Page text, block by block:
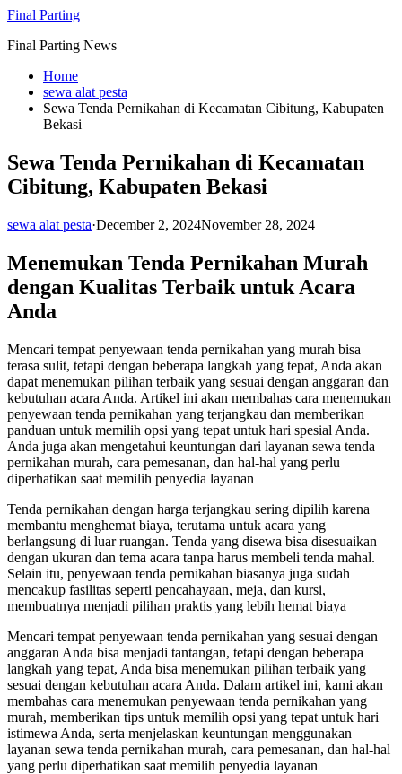
Skip
content
Final Parting
Final Parting News
Home
sewa alat pesta
Sewa Tenda Pernikahan di Kecamatan Cibitung, Kabupaten
Bekasi
Sewa Tenda Pernikahan di Kecamatan
Cibitung, Kabupaten Bekasi
sewa alat pesta·December 2, 2024November 28, 2024
Menemukan Tenda Pernikahan Murah
dengan Kualitas Terbaik untuk Acara
Anda
Mencari tempat penyewaan tenda pernikahan yang murah bisa
terasa sulit, tetapi dengan beberapa langkah yang tepat, Anda akan
dapat menemukan pilihan terbaik yang sesuai dengan anggaran dan
kebutuhan acara Anda. Artikel ini akan membahas cara menemukan
penyewaan tenda pernikahan yang terjangkau dan memberikan
panduan untuk memilih opsi yang tepat untuk hari spesial Anda.
Anda juga akan mengetahui keuntungan dari layanan sewa tenda
pernikahan murah, cara pemesanan, dan hal-hal yang perlu
diperhatikan saat memilih penyedia layanan
Tenda pernikahan dengan harga terjangkau sering dipilih karena
membantu menghemat biaya, terutama untuk acara yang
berlangsung di luar ruangan. Tenda yang disewa bisa disesuaikan
dengan ukuran dan tema acara tanpa harus membeli tenda mahal.
Selain itu, penyewaan tenda pernikahan biasanya juga sudah
mencakup fasilitas seperti pencahayaan, meja, dan kursi,
membuatnya menjadi pilihan praktis yang lebih hemat biaya
Mencari tempat penyewaan tenda pernikahan yang sesuai dengan
anggaran Anda bisa menjadi tantangan, tetapi dengan beberapa
langkah yang tepat, Anda bisa menemukan pilihan terbaik yang
sesuai dengan kebutuhan acara Anda. Dalam artikel ini, kami akan
membahas cara menemukan penyewaan tenda pernikahan yang
murah, memberikan tips untuk memilih opsi yang tepat untuk hari
istimewa Anda, serta menjelaskan keuntungan menggunakan
layanan sewa tenda pernikahan murah, cara pemesanan, dan hal-hal
yang perlu diperhatikan saat memilih penyedia layanan